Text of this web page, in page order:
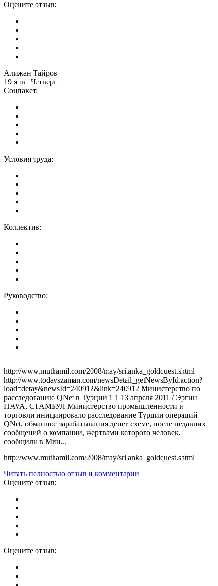
Оцените отзыв:
Алижан Тайров
19 янв | Четверг
Соцпакет:
Условия труда:
Коллектив:
Руководство:
http://www.muthamil.com/2008/may/srilanka_goldquest.shtml
http://www.todayszaman.com/newsDetail_getNewsById.action?
load=detay&newsId=240912&link=240912 Министерство по
расследованию QNet в Турции 1 1 13 апреля 2011 / Эргин
HAVA, СТАМБУЛ Министерство промышленности и
торговли инициировало расследование Турции операций
QNet, обманное зарабатывания денег схеме, после недавних
сообщений о компании, жертвами которого человек,
сообщили в Мин...
http://www.muthamil.com/2008/may/srilanka_goldquest.shtml
Читать полностью отзыв и комментарии
Оцените отзыв:
Оцените отзыв: